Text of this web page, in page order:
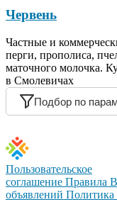
Червень
Частные и
перги, прополиса,
маточного молочка.
в Смолевичах
Подбор по
Пользовательское
соглашение Правила
объявлений Политика